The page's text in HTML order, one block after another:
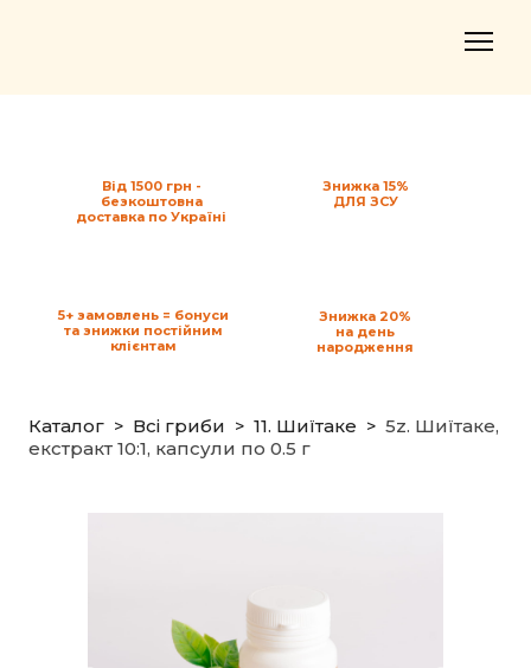
Знижка 15%
ДЛЯ ЗСУ
Від 1500 грн -
безкоштовна
доставка по Україні
5+ замовлень = бонуси
та знижки постійним
клієнтам
Знижка 20%
на день
народження
Каталог Всі гриби 11. Шиїтаке
5z. Шиїтаке,
екстракт 10:1, капсули по 0.5 г